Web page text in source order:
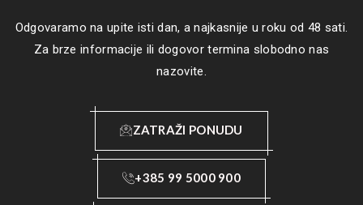
Odgovaramo na upite isti dan, a najkasnije u roku od 48 sati.
Za brze informacije ili dogovor termina slobodno nas
nazovite.
ZATRAŽI PONUDU
+385 99 5000 900